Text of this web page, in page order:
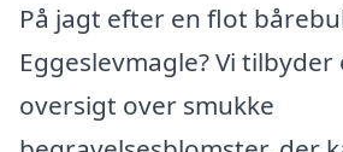
På jagt efter en flot
Eggeslevmagle? Vi tilbyder
oversigt over smukke